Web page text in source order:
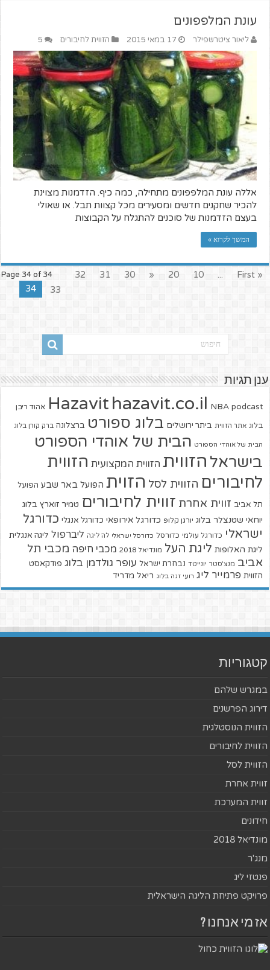
עונת המלפפונים
ליאור ציטרשפילר 17 במאי 2015 הזווית לחיבורים 5
אללה עונת המלפפונים מתחילה, כמה כיף. הזדמנות מצוינת
להכיר שחקנים חדשים ומסעירים מכל קצוות תבל. או שאולי
בעצם הזדמנות של סוכנים להתגלח על הקבוצות
המשך לקרוא »
Page 34 of 34 « First
...
10
20
«
30
31
32
33
34
ענן תגיות
Hazavit hazavit.co.il NBA podcast אהוד ריבן
בלוג אתר הזווית ביתר ירושלים בלוג ספורט ברצלונה ברק קורן בלוג
הבית של אוהדי הספורט הבית של אוהדי הספורט
בישראל הזווית הזווית המקצועית הזווית
לחיבורים הזווית לסל הזוית הפועל באר שבע הפועל
תל אביב זווית אחרת זווית לחיבורים טמיר זוארץ בלוג
יוחאי שטנצלר בלוג יורגן קלופ כדורגל אירופאי כדורגל אנגלי כדורגל
ישראלי כדורגל עולמי כדורסל כדורסל ישראלי לה ליגה ליברפול ליגה אנגלית
ליגת האלופות ליגת העל מונדיאל 2018 מכבי חיפה מכבי תל
אביב מנצ'סטר יונייטד נבחרת ישראל עופר גולדמן בלוג פודקאסט
הזווית פרמייר ליג רועי זגה בלוג ריאל מדריד
קטגוריות
במגרש שלהם
דירוג הפרשנים
הזווית הנוסטלגית
הזווית לחיבורים
הזווית לסל
זווית אחרת
זווית המערכת
חידונים
מונדיאל 2018
מנג'ר
פנטזי ליג
פרויקט פתיחת הליגה הישראלית
אז מי אנחנו ?